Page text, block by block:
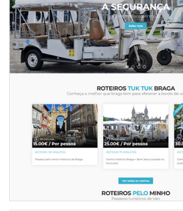
NOVO WEBSITE JOY4FUN
INTERNET